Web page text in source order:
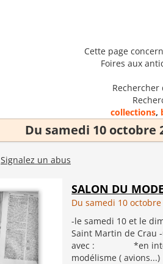
Cette page
Foires aux
Rechercher
collections,
Du samedi 10 octobre
Signalez un abus
SALON DU
Du samedi 10
-le samedi 10 et le
Saint Martin de Crau
avec : *en
modélisme ( avions...)